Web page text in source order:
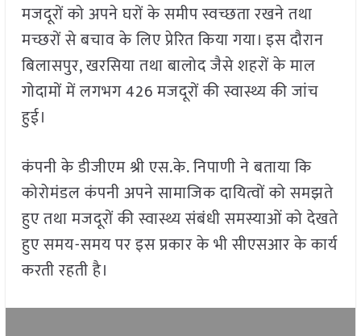
मजदूरों को अपने घरों के समीप स्वच्छता रखने तथा
मच्छरों से बचाव के लिए प्रेरित किया गया। इस दौरान
बिलासपुर, खरसिया तथा बालोद जैसे शहरों के माल
गोदामों में लगभग 426 मजदूरों की स्वास्थ्य की जांच
हुई।
कंपनी के डीजीएम श्री एस.के. निपाणी ने बताया कि
कोरोमंडल कंपनी अपने सामाजिक दायित्वों को समझते
हुए तथा मजदूरों की स्वास्थ्य संबंधी समस्याओं को देखते
हुए समय-समय पर इस प्रकार के भी सीएसआर के कार्य
करती रहती है।